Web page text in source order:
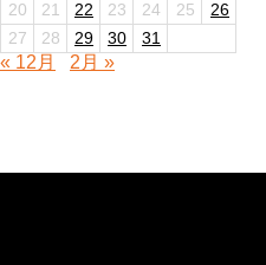
20
21 22 23 24 25
26
27
28 29 30 31
« 12月 2月 »